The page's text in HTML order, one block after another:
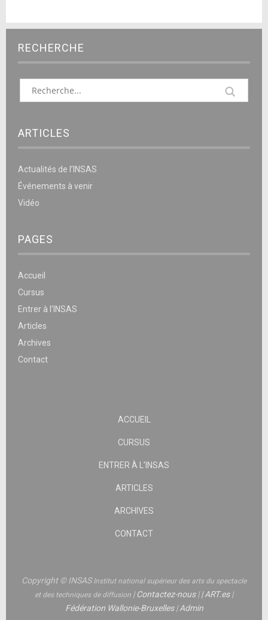
RECHERCHE
ARTICLES
Actualités de l’INSAS
Événements à venir
Vidéo
PAGES
Accueil
Cursus
Entrer à l’INSAS
Articles
Archives
Contact
ACCUEIL
CURSUS
ENTRER À L’INSAS
ARTICLES
ARCHIVES
CONTACT
Copyright © INSASInstitut national supérieur des arts du spectacle
et des techniques de diffusion |Contactez-nous||ART.es|
Fédération Wallonie-Bruxelles|Admin